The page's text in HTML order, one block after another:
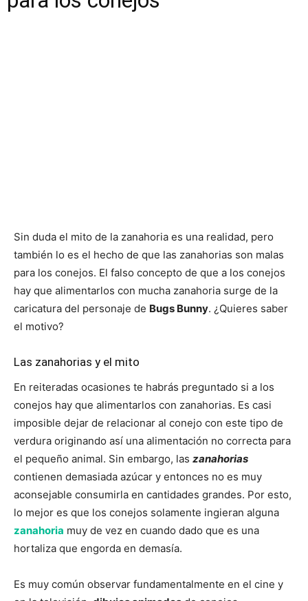
Sin duda el mito de la zanahoria es una realidad, pero
también lo es el hecho de que las zanahorias son malas
para los conejos. El falso concepto de que a los conejos
hay que alimentarlos con mucha zanahoria surge de la
caricatura del personaje de Bugs Bunny. ¿Quieres saber
el motivo?
Las zanahorias y el mito
En reiteradas ocasiones te habrás preguntado si a los
conejos hay que alimentarlos con zanahorias. Es casi
imposible dejar de relacionar al conejo con este tipo de
verdura originando así una alimentación no correcta para
el pequeño animal. Sin embargo, las zanahorias
contienen demasiada azúcar y entonces no es muy
aconsejable consumirla en cantidades grandes. Por esto,
lo mejor es que los conejos solamente ingieran alguna
zanahoria muy de vez en cuando dado que es una
hortaliza que engorda en demasía.
Es muy común observar fundamentalmente en el cine y